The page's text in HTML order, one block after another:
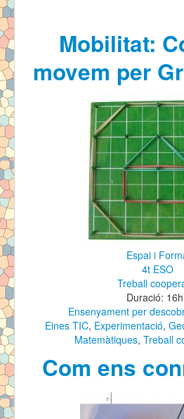
Contacte
Mobilitat:
movem per
Espai i
4t ESO
Treball
Duració:
Ensenyament per
Eines TIC, Experimentació,
Matemàtiques, Treball
Com ens